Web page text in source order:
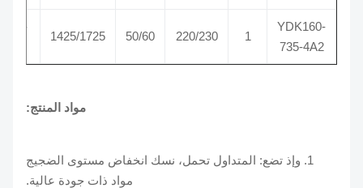
YDK160-
735-4A2
220/230
50/60
1425/1725
مواد المنتج:
1. وإذ تضع: المتداول تحمل، نسك انخفاض مستوى الضجيج
مواد ذات جودة عالية.